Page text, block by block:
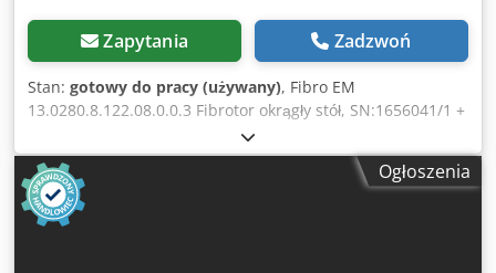
Zapytania Zadzwoń
Stan: gotowy do pracy (używany), Fibro EM
13.0280.8.122.08.0.0.3 Fibrotor okrągły stół, SN:1656041/1 +
Rehfuss FG691 płaski koło zębate, SN:519035, używany,
normalne ślady użytkowania, 100% funkcjonalny, zakres
dostawy jak na zdjęciach Dksdpfsi D U Nysx AhgsrOgłoszenia